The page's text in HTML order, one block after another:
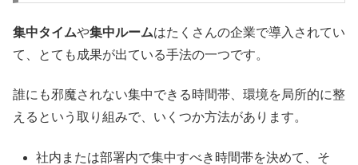
集中タイムや集中ルームはたくさんの企業で導入されてい
て、とても成果が出ている手法の一つです。
誰にも邪魔されない集中できる時間帯、環境を局所的に整
えるという取り組みで、いくつか方法があります。
社内または部署内で集中すべき時間帯を決めて、そ